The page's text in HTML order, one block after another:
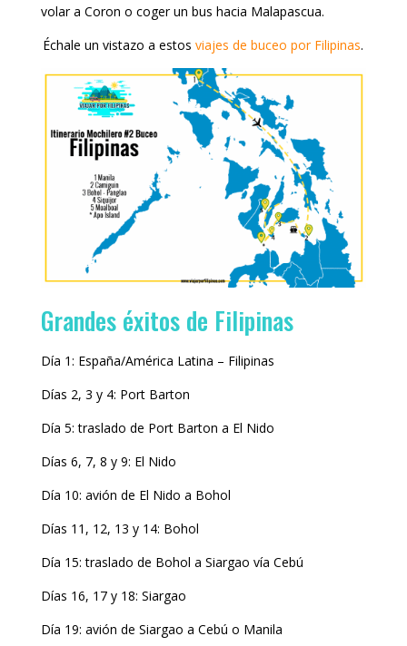
volar a Coron o coger un bus hacia Malapascua.
Échale un vistazo a estosviajes de buceo por Filipinas.
Grandes éxitos de Filipinas
Día 1: España/América Latina – Filipinas
Días 2, 3 y 4: Port Barton
Día 5: traslado de Port Barton a El Nido
Días 6, 7, 8 y 9: El Nido
Día 10: avión de El Nido a Bohol
Días 11, 12, 13 y 14: Bohol
Día 15: traslado de Bohol a Siargao vía Cebú
Días 16, 17 y 18: Siargao
Día 19: avión de Siargao a Cebú o Manila